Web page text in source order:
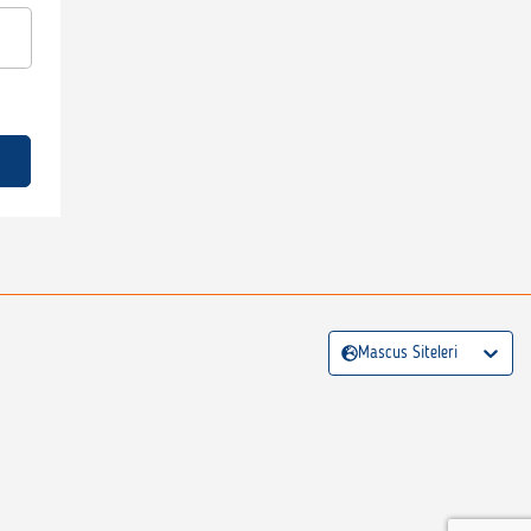
Mascus Siteleri